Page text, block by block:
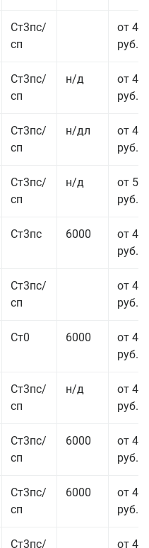
Ст3пс/
сп
от 41
руб.
Ст3пс/
сп
н/д
от 44
руб.
Ст3пс/
сп
н/дл
от 48
руб.
Ст3пс/
сп
н/д
от 53
руб.
Ст3пс 6000
от 45
руб.
Ст3пс/
сп
от 45
руб.
Ст0 6000
от 42
руб.
Ст3пс/
сп
н/д
от 42
руб.
Ст3пс/
сп
6000
от 42
руб.
Ст3пс/
сп
6000
от 42
руб.
Ст3пс/
от 42